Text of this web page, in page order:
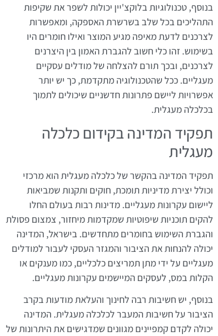
בנוסף, טכנולוגיות בלוקצ'יין יכולות לשפר את שקיפות
התהליכים בכל שלב בשרשרת האספקה, ומאפשרות
לצרכנים לדעת מאיפה מגיע המוצר ואילו חומרים היו
בשימוש. זהו כלי חשוב להגברת האמון בין היצרנים
לצרכנים, ובכך תורם להצלחה של מודלים עסקיים
מעגליים. ככל שהטכנולוגיה מתקדמת, כך יש יותר
אפשרויות ליישם פתרונות חדשניים שיכולים לתמוך
בכלכלה מעגלית.
תפקיד המדינה בקידום כלכלה
מעגלית
תפקיד המדינה בהקשר של כלכלה מעגלית הוא מרכזי
וכולל יצירת מדיניות תומכת, חוקים ותקנות שמביאות
ליישום עקרונות מעגליים. מדינות רבות בעולם החלו
להקים תוכניות שיפוטיות שמקדמות מיחזור, צמצום פסולת
והגברת השימוש בחומרים מתחדשים. בישראל, המדינה
יכולה להנחות את הציבור והמגזר העסקי לעבור למודלים
מעגליים על ידי מתן תמריצים כלכליים, כמו מענקים או
הקלות במס, לעסקים המיישמים עקרונות מעגליים.
בנוסף, יש חשיבות רבה לחינוך והעלאת מודעות בקרב
הציבור על חשיבות המעבר לכלכלה מעגלית. המדינה
יכולה לקדם קמפיינים מגוונים שמדגישים את היתרונות של